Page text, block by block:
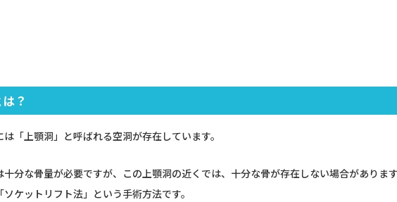
？
「上顎洞」と呼ばれる空洞が存在しています。
分な骨量が必要ですが、この上顎洞の近くでは、十分な骨が存在しない場合があります
ケットリフト法」という手術方法です。